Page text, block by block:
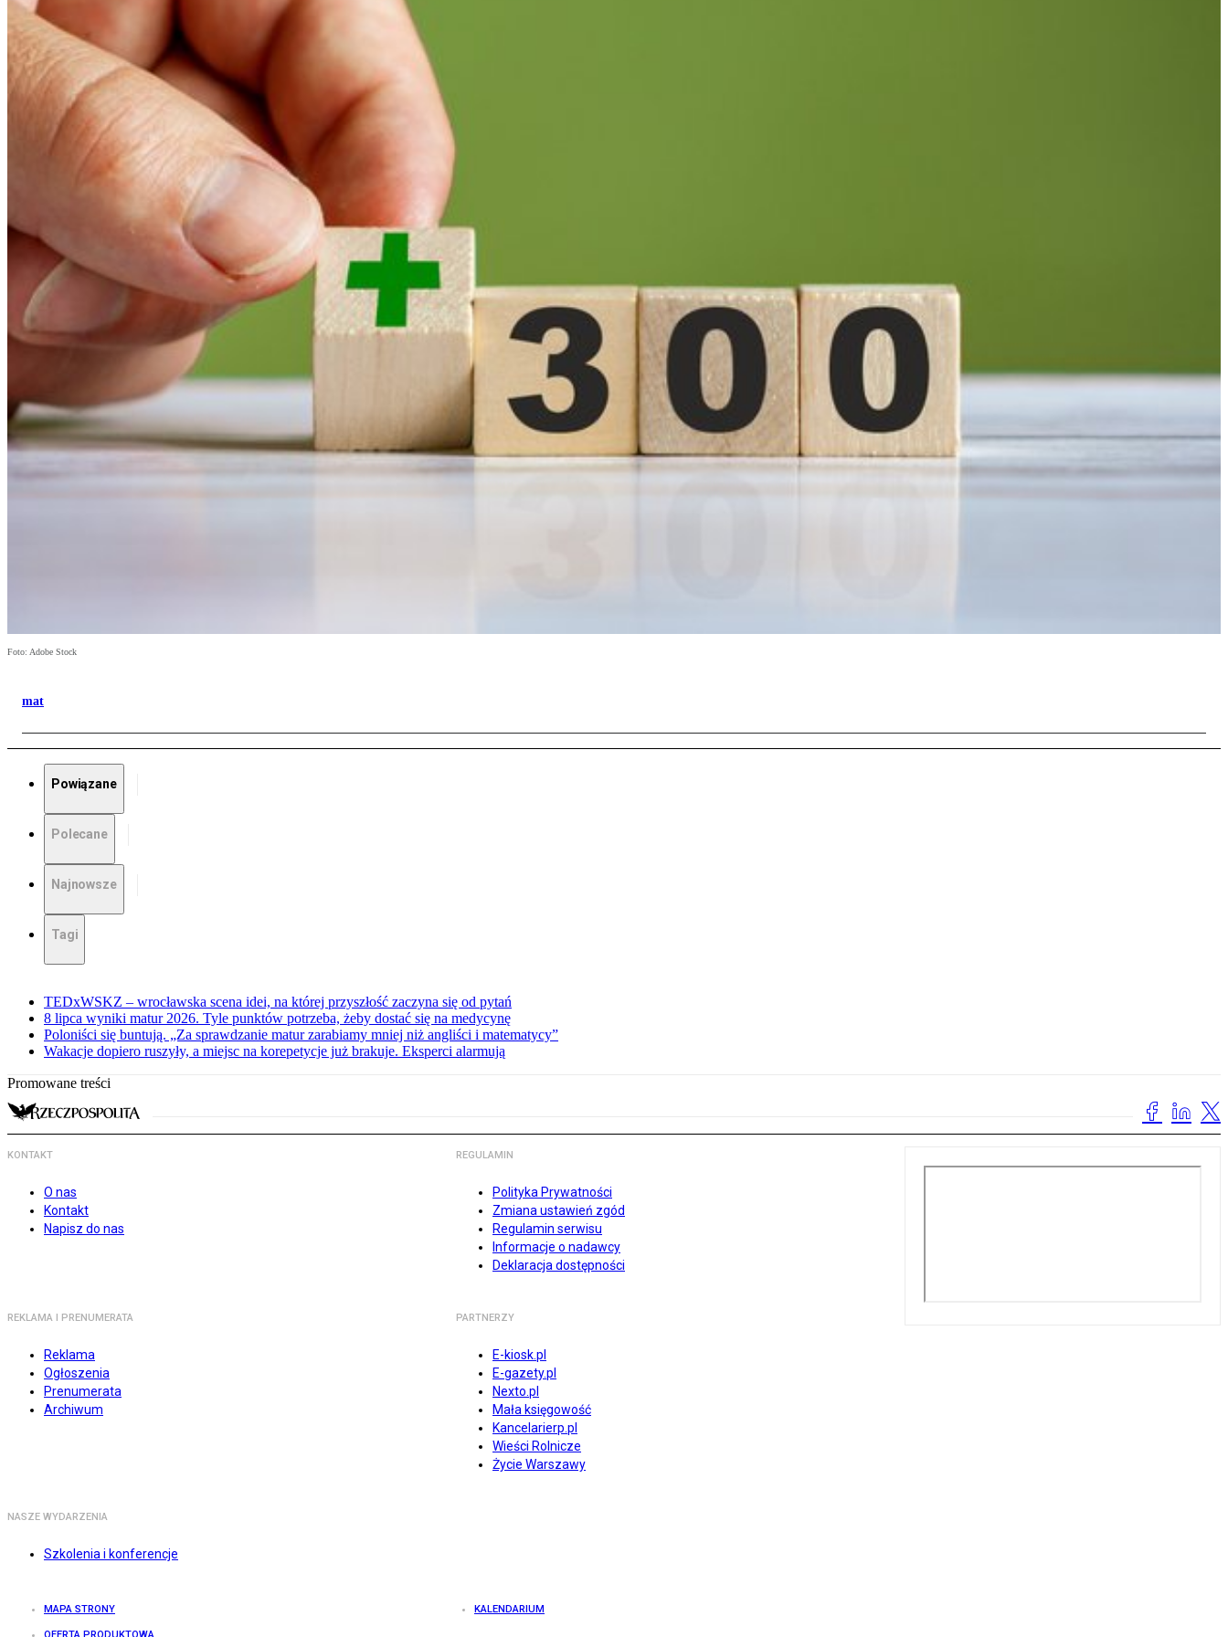
Foto: Adobe Stock
mat
Powiązane
Polecane
Najnowsze
Tagi
TEDxWSKZ – wrocławska scena idei, na której przyszłość zaczyna się od pytań
8 lipca wyniki matur 2026. Tyle punktów potrzeba, żeby dostać się na medycynę
Poloniści się buntują. „Za sprawdzanie matur zarabiamy mniej niż angliści i matematycy”
Wakacje dopiero ruszyły, a miejsc na korepetycje już brakuje. Eksperci alarmują
Promowane treści
KONTAKT
O nas
Kontakt
Napisz do nas
REGULAMIN
Polityka Prywatności
Zmiana ustawień zgód
Regulamin serwisu
Informacje o nadawcy
Deklaracja dostępności
REKLAMA I PRENUMERATA
Reklama
Ogłoszenia
Prenumerata
Archiwum
PARTNERZY
E-kiosk.pl
E-gazety.pl
Nexto.pl
Mała księgowość
Kancelarierp.pl
Wieści Rolnicze
Życie Warszawy
NASZE WYDARZENIA
Szkolenia i konferencje
MAPA STRONY KALENDARIUM